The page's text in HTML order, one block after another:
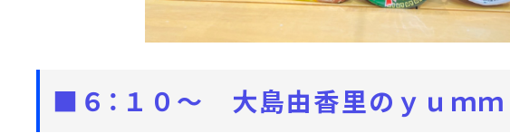
■６：１０～ 大島由香里のｙｕｍｍ